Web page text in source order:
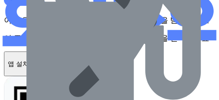
이 주유소를 앱에서 확인하고 최대 1만원 혜택을 받아보세요
이 주유소를 앱에서 확인하고 최대 1만원 혜택을 받아보세요
앱 설치하기